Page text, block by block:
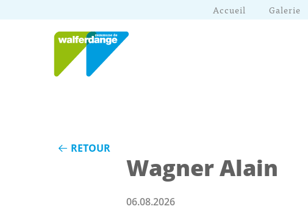
Accueil Galerie
RETOUR
Wagner Alain
06.08.2026